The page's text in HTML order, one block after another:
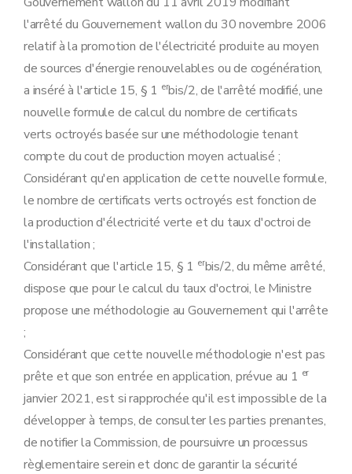
l'arrêté du Gouvernement wallon du 30 novembre 2006
relatif à la promotion de l'électricité produite au moyen
de sources d'énergie renouvelables ou de cogénération,
a inséré à l'article 15, § 1 erbis/2, de l'arrêté modifié, une
nouvelle formule de calcul du nombre de certificats
verts octroyés basée sur une méthodologie tenant
compte du cout de production moyen actualisé ;
Considérant qu'en application de cette nouvelle formule,
le nombre de certificats verts octroyés est fonction de
la production d'électricité verte et du taux d'octroi de
l'installation ;
Considérant que l'article 15, § 1 erbis/2, du même arrêté,
dispose que pour le calcul du taux d'octroi, le Ministre
propose une méthodologie au Gouvernement qui l'arrête
;
Considérant que cette nouvelle méthodologie n'est pas
prête et que son entrée en application, prévue au 1 er
janvier 2021, est si rapprochée qu'il est impossible de la
développer à temps, de consulter les parties prenantes,
de notifier la Commission, de poursuivre un processus
règlementaire serein et donc de garantir la sécurité